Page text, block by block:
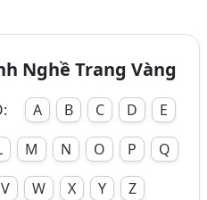
Nghề Trang Vàng
A B C D
E
M N O P
Q
V W X Y Z